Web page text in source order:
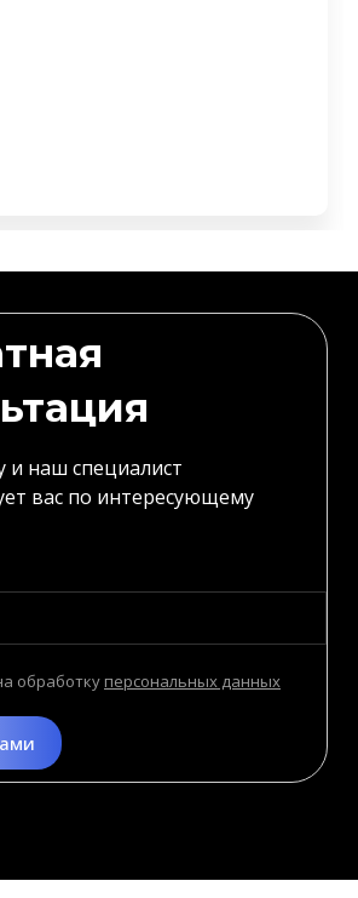
и наш специалист
вас по интересующему
обработку персональных данных